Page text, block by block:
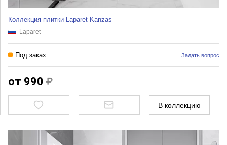
Коллекция плитки Laparet Kanzas
Laparet
Под заказ Задать вопрос
от 990
В коллекцию